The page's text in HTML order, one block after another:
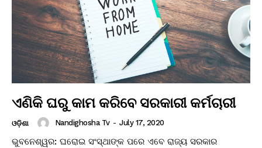
ଏଣିକି ଘରୁ କାମ କରିବେ ସରକାରୀ କର୍ମଚାରୀ
ଓଡ଼ିଶା Nandighosha Tv - July 17, 2020
ଭୁବନେଶ୍ୱର: ଘରୋଇ ସଂସ୍ଥାଙ୍କ ପରେ ଏବେ ରାଜ୍ୟ ସରକାର